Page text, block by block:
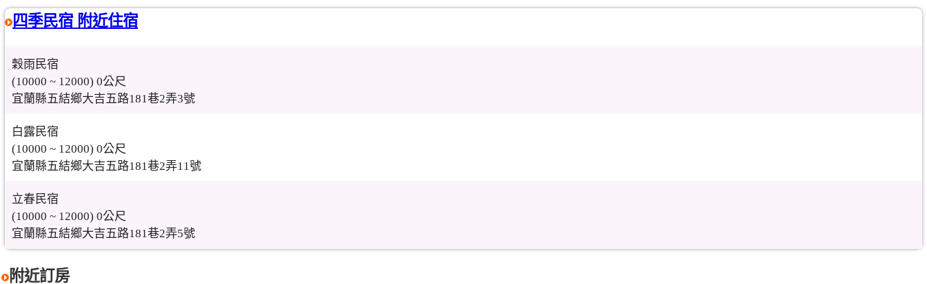
四季民宿 附近住宿
穀雨民宿
(10000 ~ 12000) 0公尺
宜蘭縣五結鄉大吉五路181巷2弄3號
白露民宿
(10000 ~ 12000) 0公尺
宜蘭縣五結鄉大吉五路181巷2弄11號
立春民宿
(10000 ~ 12000) 0公尺
宜蘭縣五結鄉大吉五路181巷2弄5號
附近訂房